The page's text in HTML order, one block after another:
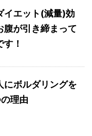
イエット(減量)効
腹が引き締まって
！
にボルダリングを
理由